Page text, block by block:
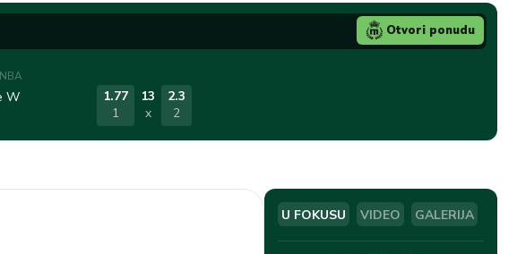
PETICE
LIGE
ABA LIGA
REPREZENTATIVNA KOŠARKA
TIFO SCENA
W
1.77
1
13
x
2.3
2
Otvori ponudu
U FOKUSU VIDEO GALERIJA